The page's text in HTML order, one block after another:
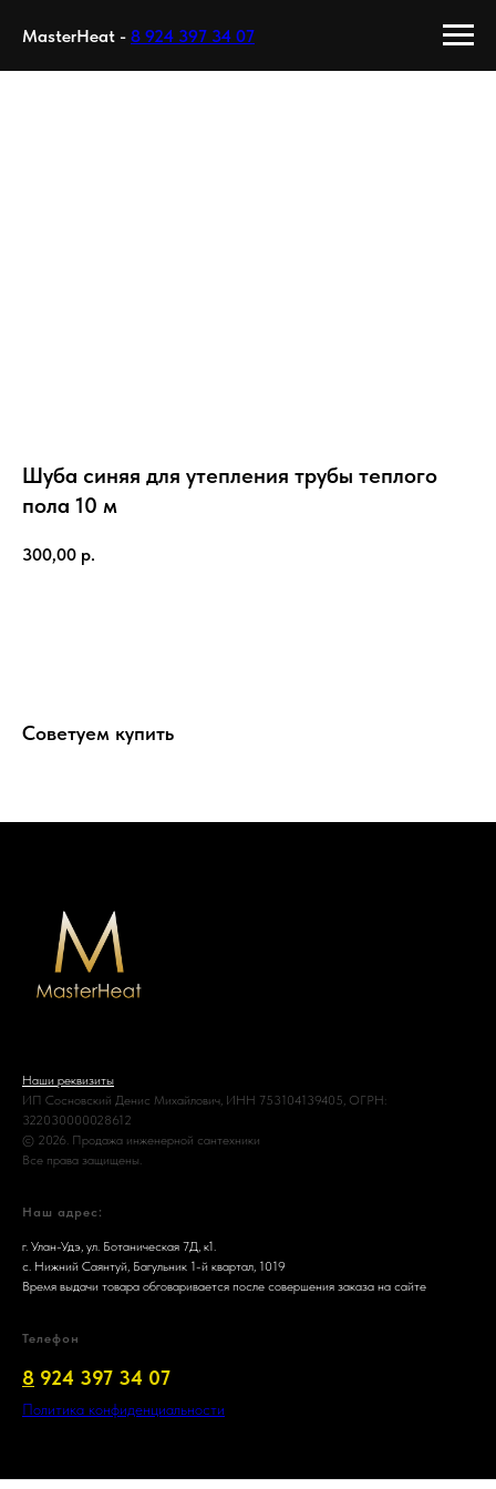
MasterHeat - 8 924 397 34 07
Шуба синяя для утепления трубы теплого
пола 10 м
300,00 р.
Советуем купить
Наши реквизиты
ИП Сосновский Денис Михайлович, ИНН 753104139405, ОГРН:
322030000028612
© 2026. Продажа инженерной сантехники
Все права защищены.
Наш адрес:
г. Улан-Удэ, ул. Ботаническая 7Д, к1.
с. Нижний Саянтуй, Багульник 1-й квартал, 1019
Время выдачи товара обговаривается после совершения заказа на сайте
Телефон
8 924 397 34 07
Политика конфиденциальности